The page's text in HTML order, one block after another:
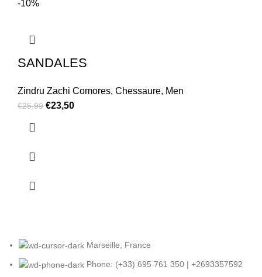
-10%
SANDALES
Zindru Zachi Comores, Chessaure, Men
€25,99 €23,50
Marseille, France
Phone: (+33) 695 761 350 | +2693357592